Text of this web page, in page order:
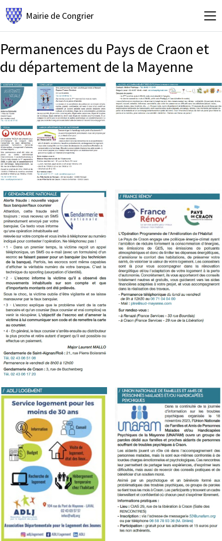
Mairie de Congrier
Permanences du Pays de Craon et
du département de la Mayenne